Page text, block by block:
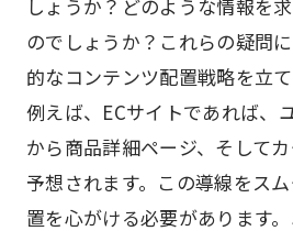
しょうか？どのような情報を
のでしょうか？これらの疑問
的なコンテンツ配置戦略を立て
例えば、ECサイトであれば、
から商品詳細ページ、そして
予想されます。この導線をス
置を心がける必要があります